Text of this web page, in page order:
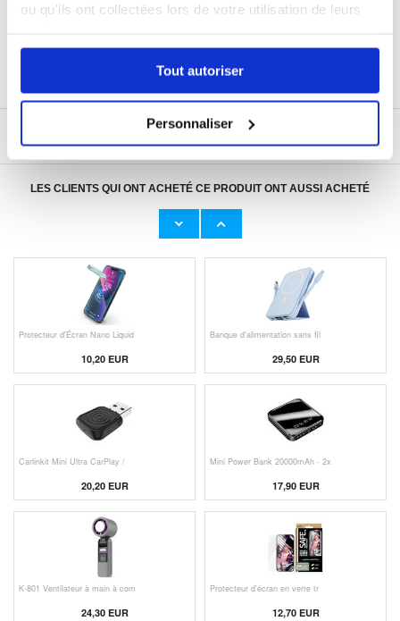
ou qu'ils ont collectées lors de votre utilisation de leurs
Tout autoriser
Personnaliser
CHAT EN DIRECT :
LUN - VEN 10H - 22H
PLUS DE 8 000 000 DE CLIENTS
ÉCRIRE UN AVIS
LES CLIENTS QUI ONT ACHETÉ CE PRODUIT ONT AUSSI ACHETÉ
Câble Apple Lightning d'Origin
Protecteur d'Écran Nano Liquid
10,20 EUR
Banque d'alimentation sans fil
29,50 EUR
Carlinkit Mini Ultra CarPlay /
20,20 EUR
Mini Power Bank 20000mAh - 2x
17,90 EUR
K-801 Ventilateur à main à com
24,30 EUR
Protecteur d'écran en verre tr
12,70 EUR